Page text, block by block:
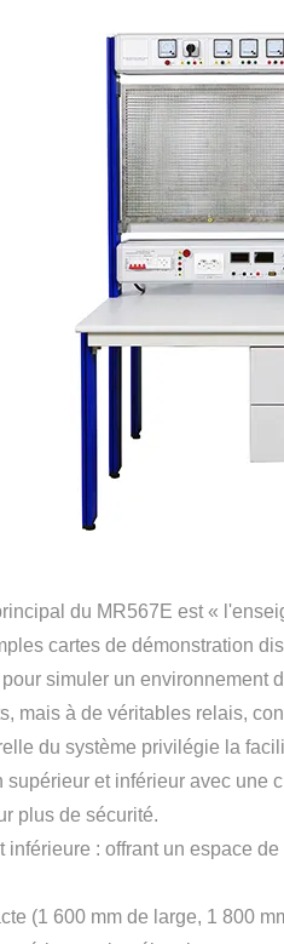
du MR567E est «
cartes de démonstration
simuler un environnement
mais à de véritables relais,
du système privilégie la
supérieur et inférieur avec une
plus de sécurité.
inférieure : offrant un espace
(1 600 mm de large, 1 800